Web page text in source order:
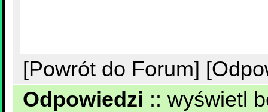
[Powrót do Forum]
Odpowiedzi :: wyświetl